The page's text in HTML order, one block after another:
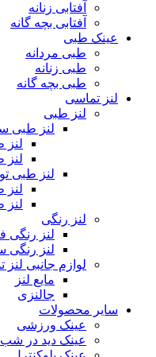
آفتابی زنانه
آفتابی بچه گانه
عینک طبی
طبی مردانه
طبی زنانه
طبی بچه گانه
لنز تماسی
لنز طبی
لنز طبی
لنز
لنز طبی
لنز
لنز رنگی
لنز رنگی
لنز رنگی
لوازم جانبی لنز
مایع لنز
جالنزی
سایر محصولات
عینک ورزشی
عینک دید در شب